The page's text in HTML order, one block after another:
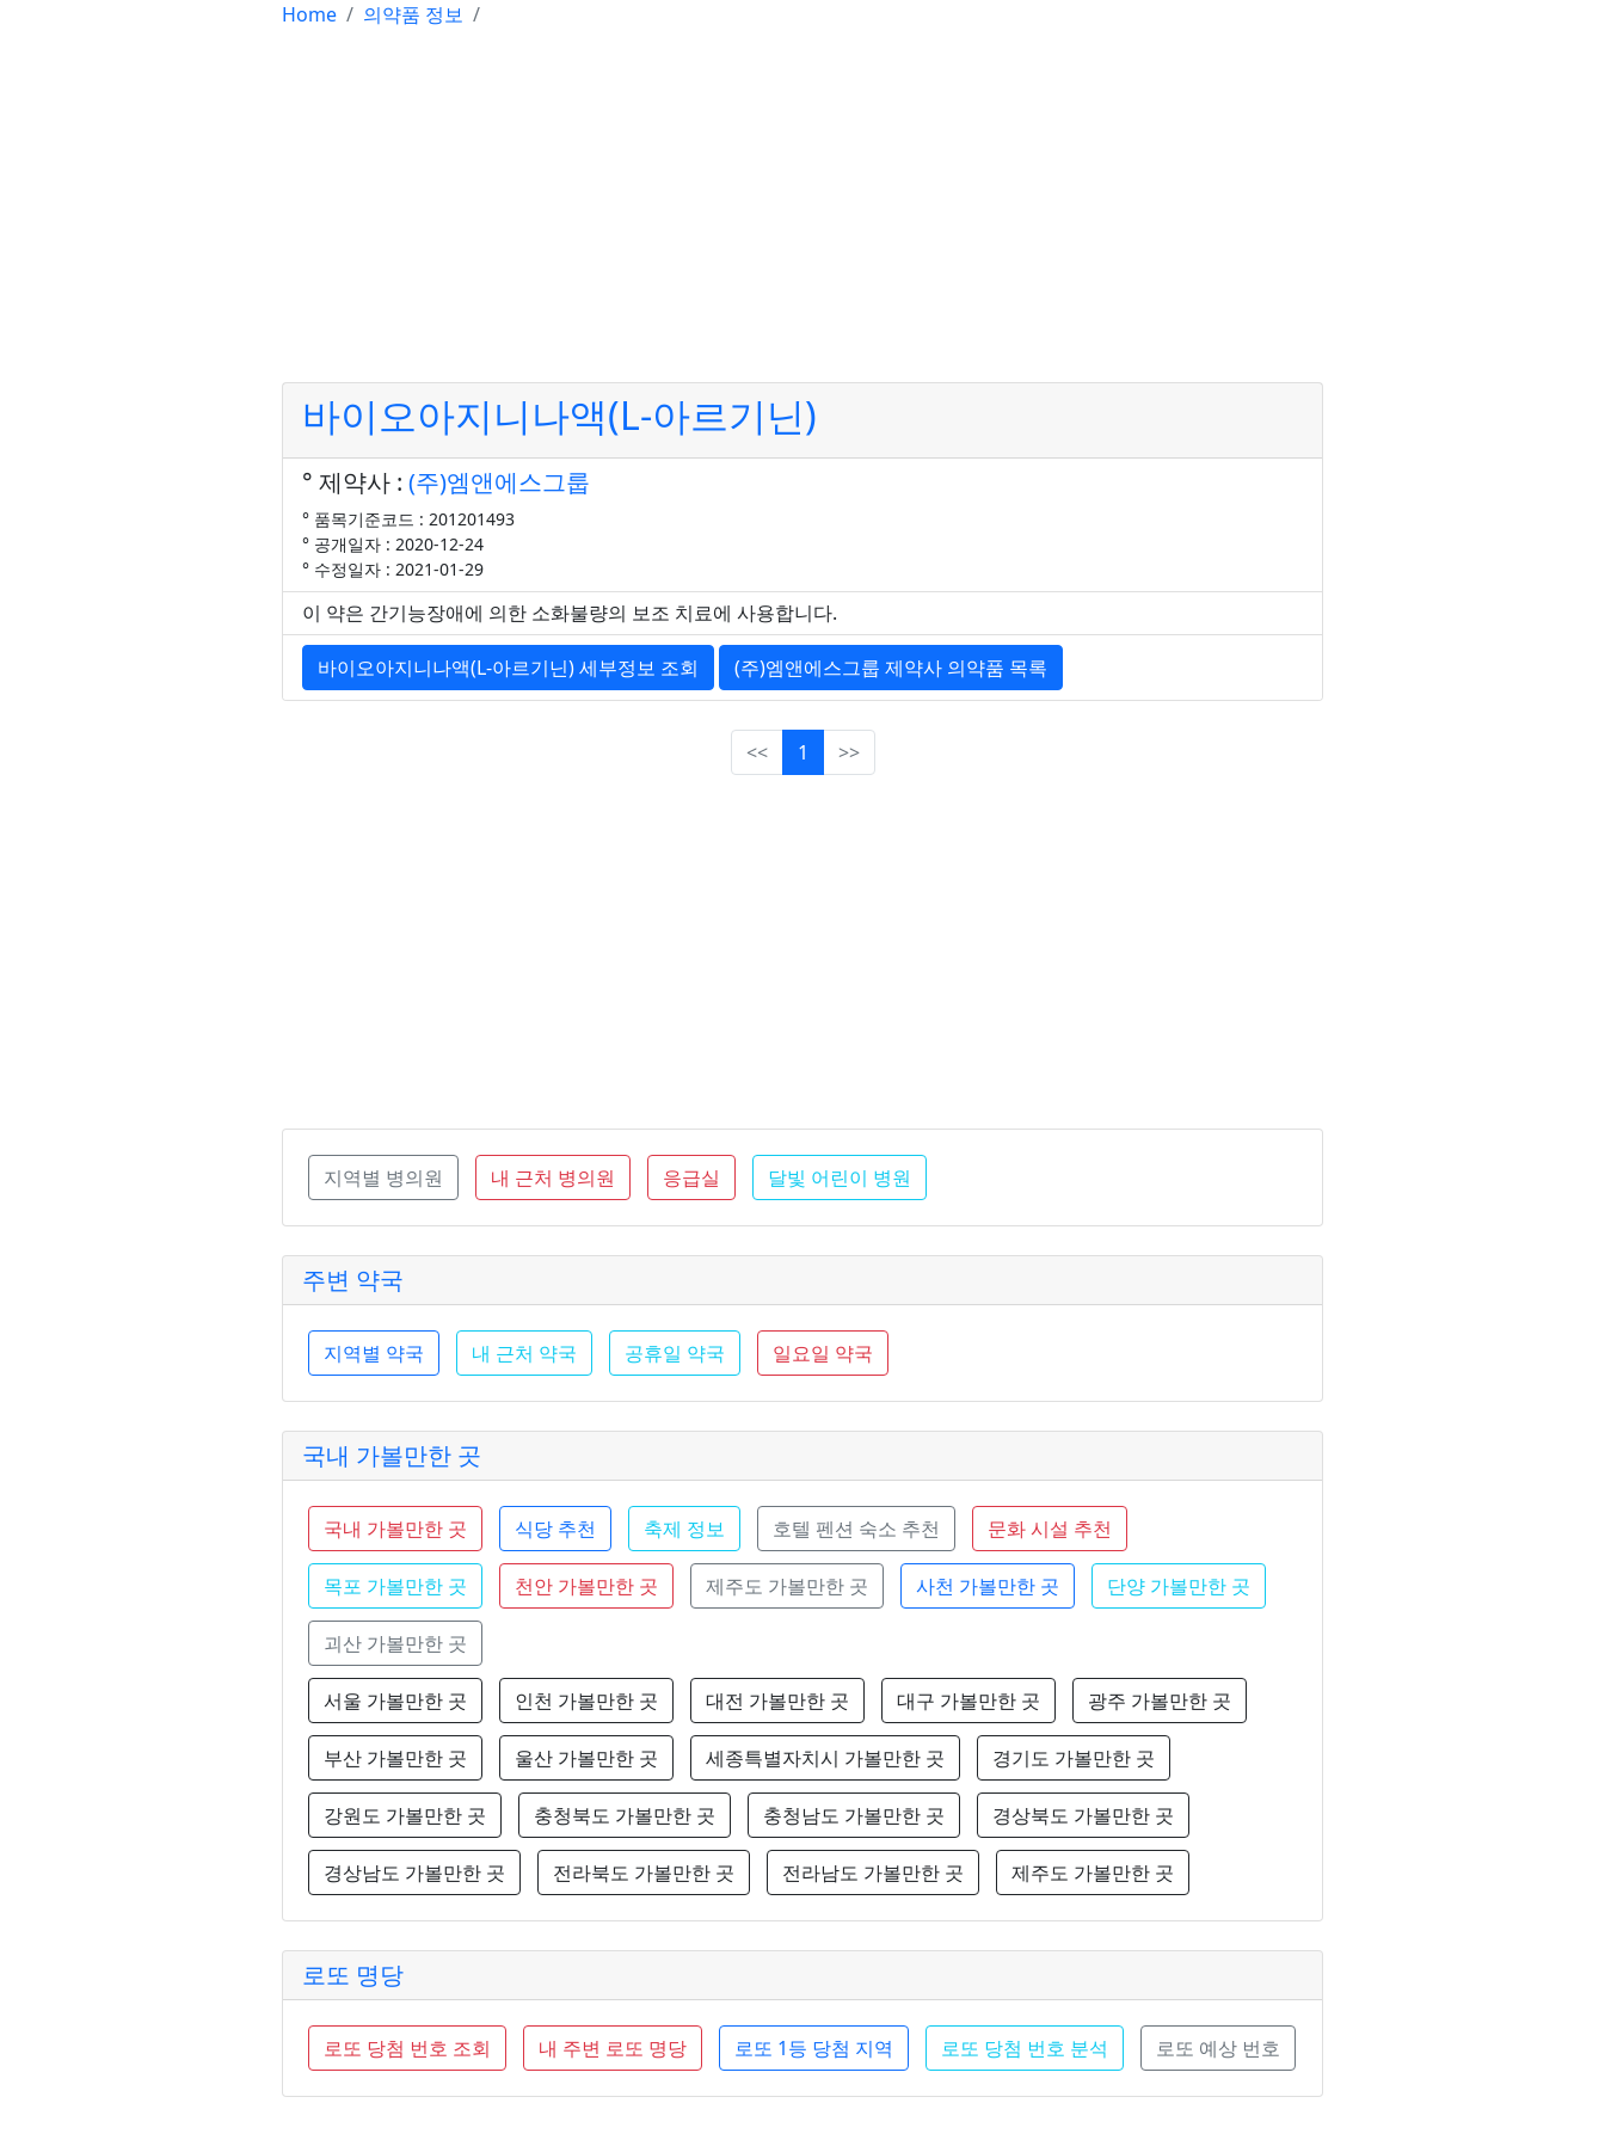
Home 의약품 정보
바이오아지니나액(L-아르기닌)
° 제약사 : (주)엠앤에스그룹
° 품목기준코드 : 201201493
° 공개일자 : 2020-12-24
° 수정일자 : 2021-01-29
이 약은 간기능장애에 의한 소화불량의 보조 치료에 사용합니다.
바이오아지니나액(L-아르기닌) 세부정보 조회 (주)엠앤에스그룹 제약사 의약품 목록
<< 1 >>
지역별 병의원 내 근처 병의원 응급실 달빛 어린이 병원
주변 약국
지역별 약국 내 근처 약국 공휴일 약국 일요일 약국
국내 가볼만한 곳
국내 가볼만한 곳 식당 추천 축제 정보 호텔 펜션 숙소 추천 문화 시설 추천
목포 가볼만한 곳 천안 가볼만한 곳 제주도 가볼만한 곳 사천 가볼만한 곳 단양 가볼만한 곳
괴산 가볼만한 곳
서울 가볼만한 곳 인천 가볼만한 곳 대전 가볼만한 곳 대구 가볼만한 곳 광주 가볼만한 곳
부산 가볼만한 곳 울산 가볼만한 곳 세종특별자치시 가볼만한 곳 경기도 가볼만한 곳
강원도 가볼만한 곳 충청북도 가볼만한 곳 충청남도 가볼만한 곳 경상북도 가볼만한 곳
경상남도 가볼만한 곳 전라북도 가볼만한 곳 전라남도 가볼만한 곳 제주도 가볼만한 곳
로또 명당
로또 당첨 번호 조회 내 주변 로또 명당 로또 1등 당첨 지역 로또 당첨 번호 분석 로또 예상 번호